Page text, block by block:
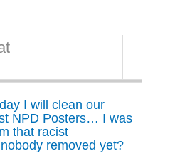
I will clean our
NPD Posters… I was
that racist
removed yet?